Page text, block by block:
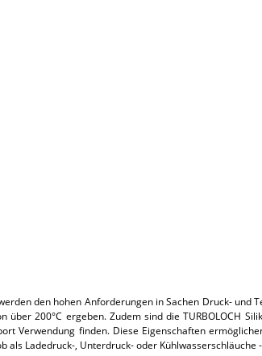
den hohen Anforderungen in Sachen Druck-
200°C ergeben. Zudem sind die TURBOLOCH
Verwendung finden. Diese Eigenschaften
Ladedruck-, Unterdruck- oder